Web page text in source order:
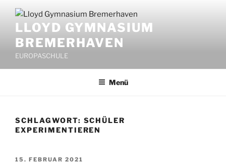
Inhalt
springenLLOYD GYMNASIUM
BREMERHAVEN
EUROPASCHULE
Menü
SCHLAGWORT: SCHÜLER
EXPERIMENTIEREN
VERÖFFENTLICHT
15. FEBRUAR 2021